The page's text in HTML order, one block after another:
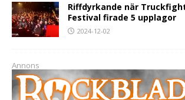
Riffdyrkande när
Festival firade 5 upplagor
2024-12-02
Annons